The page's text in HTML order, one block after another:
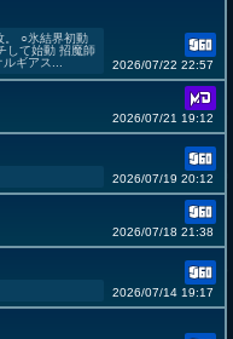
。 ○氷結界初動
して始動 招魔師
ギアス...
2026/07/22 22:57
2026/07/21 19:12
2026/07/19 20:12
2026/07/18 21:38
2026/07/14 19:17